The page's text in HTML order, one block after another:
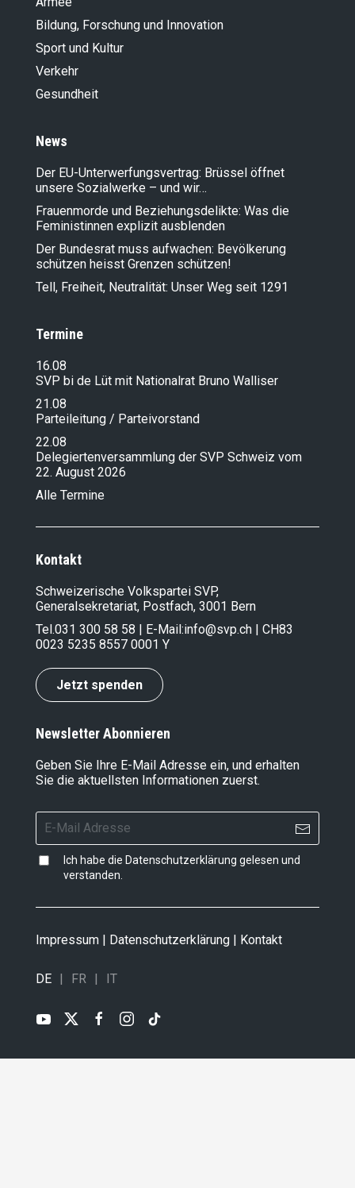
Bildung, Forschung und Innovation
Sport und Kultur
Verkehr
Gesundheit
News
Der EU-Unterwerfungsvertrag: Brüssel öffnet
unsere Sozialwerke – und wir…
Frauenmorde und Beziehungsdelikte: Was die
Feministinnen explizit ausblenden
Der Bundesrat muss aufwachen: Bevölkerung
schützen heisst Grenzen schützen!
Tell, Freiheit, Neutralität: Unser Weg seit 1291
Termine
16.08
SVP bi de Lüt mit Nationalrat Bruno Walliser
21.08
Parteileitung / Parteivorstand
22.08
Delegiertenversammlung der SVP Schweiz vom
22. August 2026
Alle Termine
Kontakt
Schweizerische Volkspartei SVP,
Generalsekretariat, Postfach, 3001 Bern
Tel.031 300 58 58 | E-Mail:info@svp.ch | CH83
0023 5235 8557 0001 Y
Jetzt spenden
Newsletter Abonnieren
Geben Sie Ihre E-Mail Adresse ein, und erhalten
Sie die aktuellsten Informationen zuerst.
Ich habe die Datenschutzerklärung gelesen und
verstanden.
Impressum | Datenschutzerklärung | Kontakt
DE FR IT